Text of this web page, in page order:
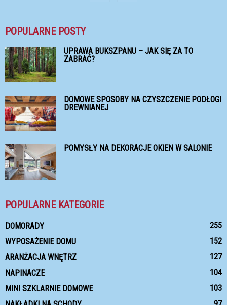
POPULARNE POSTY
UPRAWA BUKSZPANU – JAK SIĘ ZA TO
ZABRAĆ?
DOMOWE SPOSOBY NA CZYSZCZENIE PODŁOGI
DREWNIANEJ
POMYSŁY NA DEKORACJE OKIEN W SALONIE
POPULARNE KATEGORIE
DOMORADY
255
WYPOSAŻENIE DOMU
152
ARANŻACJA WNĘTRZ
127
NAPINACZE
104
MINI SZKLARNIE DOMOWE
103